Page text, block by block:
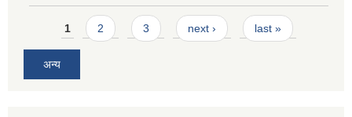
Pages
1 2 3 next › last »
अन्य